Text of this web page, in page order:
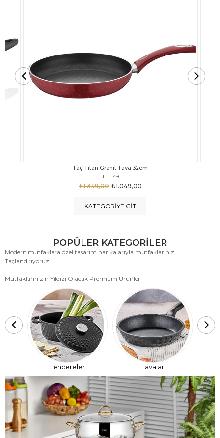
Taç Titan Granit Tava 30cm
TT-1148
₺999,00
₺1.875,00
KATEGORIYE GIT
POPÜLER KATEGORİLER
Modern mutfaklara özel tasarım harikalarıyla mutfaklarınızı
Taçlandırıyoruz!
Mutfaklarınızın Yıldızı Olacak Premium Ürünler
Tencereler Tavalar